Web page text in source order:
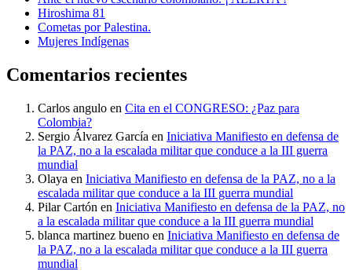
Hiroshima 81
Cometas por Palestina.
Mujeres Indígenas
Comentarios recientes
Carlos angulo en Cita en el CONGRESO: ¿Paz para
Colombia?
Sergio Álvarez García en Iniciativa Manifiesto en defensa de
la PAZ, no a la escalada militar que conduce a la III guerra
mundial
Olaya en Iniciativa Manifiesto en defensa de la PAZ, no a la
escalada militar que conduce a la III guerra mundial
Pilar Cartón en Iniciativa Manifiesto en defensa de la PAZ, no
a la escalada militar que conduce a la III guerra mundial
blanca martinez bueno en Iniciativa Manifiesto en defensa de
la PAZ, no a la escalada militar que conduce a la III guerra
mundial